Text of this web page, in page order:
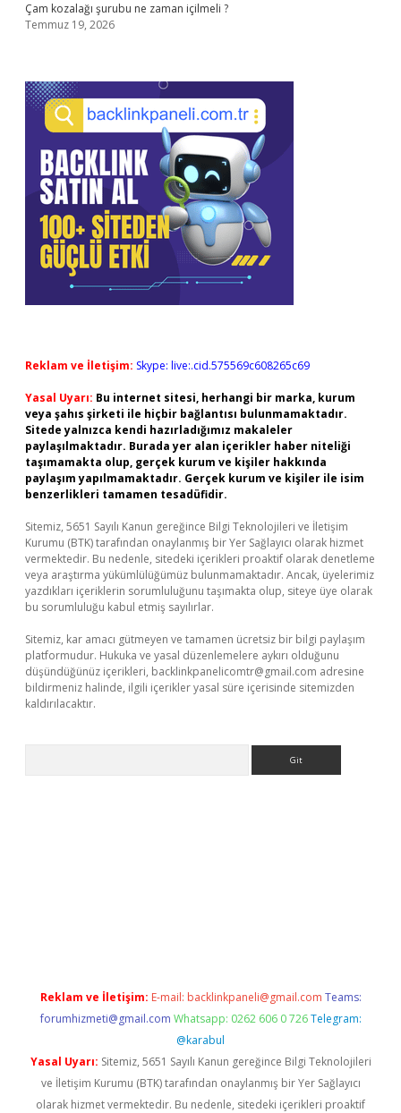
Çam kozalağı şurubu ne zaman içilmeli ?
Temmuz 19, 2026
Reklam ve İletişim: Skype: live:.cid.575569c608265c69
Yasal Uyarı: Bu internet sitesi, herhangi bir marka, kurum
veya şahıs şirketi ile hiçbir bağlantısı bulunmamaktadır.
Sitede yalnızca kendi hazırladığımız makaleler
paylaşılmaktadır. Burada yer alan içerikler haber niteliği
taşımamakta olup, gerçek kurum ve kişiler hakkında
paylaşım yapılmamaktadır. Gerçek kurum ve kişiler ile isim
benzerlikleri tamamen tesadüfidir.
Sitemiz, 5651 Sayılı Kanun gereğince Bilgi Teknolojileri ve İletişim
Kurumu (BTK) tarafından onaylanmış bir Yer Sağlayıcı olarak hizmet
vermektedir. Bu nedenle, sitedeki içerikleri proaktif olarak denetleme
veya araştırma yükümlülüğümüz bulunmamaktadır. Ancak, üyelerimiz
yazdıkları içeriklerin sorumluluğunu taşımakta olup, siteye üye olarak
bu sorumluluğu kabul etmiş sayılırlar.
Sitemiz, kar amacı gütmeyen ve tamamen ücretsiz bir bilgi paylaşım
platformudur. Hukuka ve yasal düzenlemelere aykırı olduğunu
düşündüğünüz içerikleri, backlinkpanelicomtr@gmail.com adresine
bildirmeniz halinde, ilgili içerikler yasal süre içerisinde sitemizden
kaldırılacaktır.
Reklam ve İletişim: E-mail: backlinkpaneli@gmail.com Teams:
forumhizmeti@gmail.com Whatsapp: 0262 606 0 726 Telegram:
@karabul
Yasal Uyarı: Sitemiz, 5651 Sayılı Kanun gereğince Bilgi Teknolojileri
ve İletişim Kurumu (BTK) tarafından onaylanmış bir Yer Sağlayıcı
olarak hizmet vermektedir. Bu nedenle, sitedeki içerikleri proaktif